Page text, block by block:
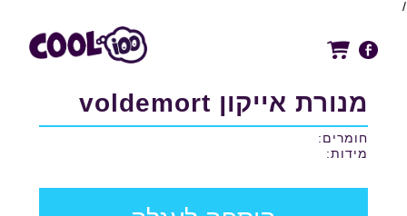
/
מנורת אייקון voldemort
חומרים:
מידות: